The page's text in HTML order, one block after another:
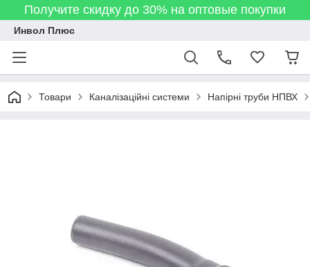
Получите скидку до 30% на оптовые покупки
Инвол Плюс
Товари Каналізаційні системи Напірні труби НПВХ